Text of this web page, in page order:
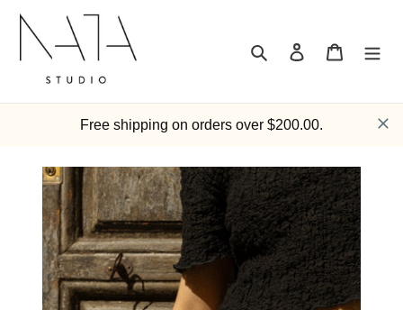
directamente
Buscar Ingresar Carrito
Free shipping on orders over $200.00.